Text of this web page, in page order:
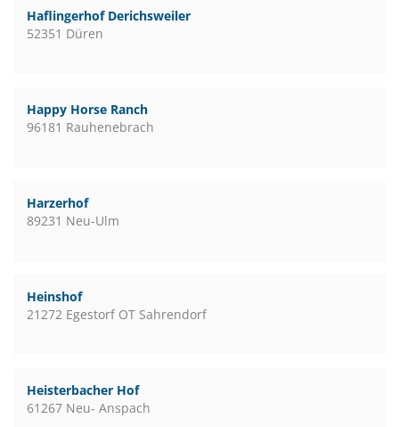
Haflingerhof Derichsweiler
52351 Düren
Happy Horse Ranch
96181 Rauhenebrach
Harzerhof
89231 Neu-Ulm
Heinshof
21272 Egestorf OT Sahrendorf
Heisterbacher Hof
61267 Neu- Anspach